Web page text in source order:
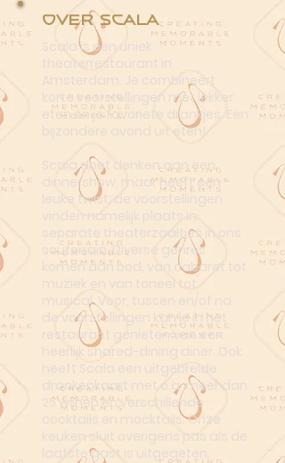
Over Scala
Scala is een uniek
theaterrestaurant in
Amsterdam. Je combineert
korte voorstellingen met lekker
eten én je favoriete drankjes. Een
bijzondere avond uit eten!
Scala doet denken aan een
dinnershow, maar heeft een
leuke twist: de voorstellingen
vinden namelijk plaats in
separate theaterzaaltjes in ons
souterrain. Diverse genres
komen aan bod, van cabaret tot
muziek en van toneel tot
musical. Voor, tussen en/of na
de voorstellingen kan je in het
restaurant genieten van een
heerlijk shared-dining diner. Ook
heeft Scala een uitgebreide
drankenkaart met o.a. meer dan
25 wijnen en verschillende
cocktails en mocktails. Onze
keuken sluit overigens pas als de
laatste gast is uitgegeten.